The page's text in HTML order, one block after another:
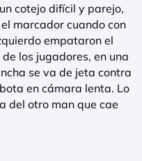
cotejo difícil y parejo,
marcador cuando con
empataron el
los jugadores, en una
se va de jeta contra
en cámara lenta. Lo
del otro man que cae